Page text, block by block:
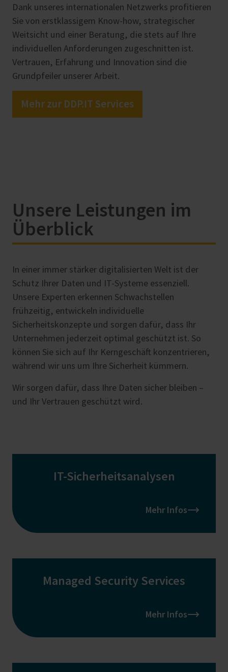
Dank unseres internationalen Netzwerks profitieren
Sie von erstklassigem Know-how, strategischer
Weitsicht und einer Beratung, die stets auf Ihre
individuellen Anforderungen zugeschnitten ist.
Vertrauen, Erfahrung und Innovation sind die
Grundpfeiler unserer Arbeit.
Mehr zur DDP.IT Services
Unsere Leistungen im
Überblick
In einer immer stärker digitalisierten Welt ist der
Schutz Ihrer Daten und IT-Systeme essenziell.
Unsere Experten erkennen Schwachstellen
frühzeitig, entwickeln individuelle
Sicherheitskonzepte und sorgen dafür, dass Ihr
Unternehmen jederzeit optimal geschützt ist. So
können Sie sich auf Ihr Kerngeschäft konzentrieren,
während wir uns um Ihre Sicherheit kümmern.
Wir sorgen dafür, dass Ihre Daten sicher bleiben –
und Ihr Vertrauen geschützt wird.
IT-Sicherheitsanalysen
Mehr Infos
Managed Security Services
Mehr Infos